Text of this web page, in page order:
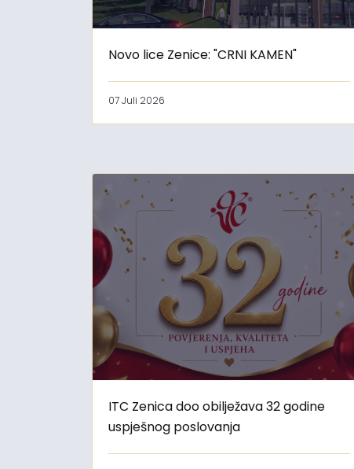
Novo lice Zenice: "CRNI KAMEN"
07 Juli 2026
ITC Zenica doo obilježava 32 godine
uspješnog poslovanja